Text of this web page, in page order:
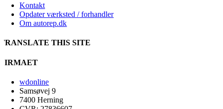
Kontakt
Opdater værksted / forhandler
Om autorep.dk
TRANSLATE THIS SITE
FIRMAET
wdonline
Samsøvej 9
7400 Herning